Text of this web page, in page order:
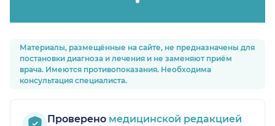
Материалы, размещённые на сайте, не предназначены для
постановки диагноза и лечения и не заменяют приём
врача. Имеются противопоказания. Необходима
консультация специалиста.
Проверено медицинской редакцией